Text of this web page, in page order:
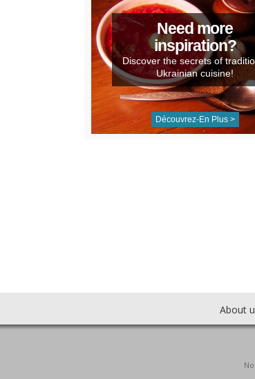
Need more
inspiration?
Discover the secrets of
Ukrainian cuisine!
Découvrez-En Plus >
About